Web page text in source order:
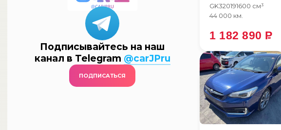
Подписывайтесь на наш
канал в Telegram @carJPru
ПОДПИСАТЬСЯ
GK320191600 см³
44 000 км.
1 182 890 P